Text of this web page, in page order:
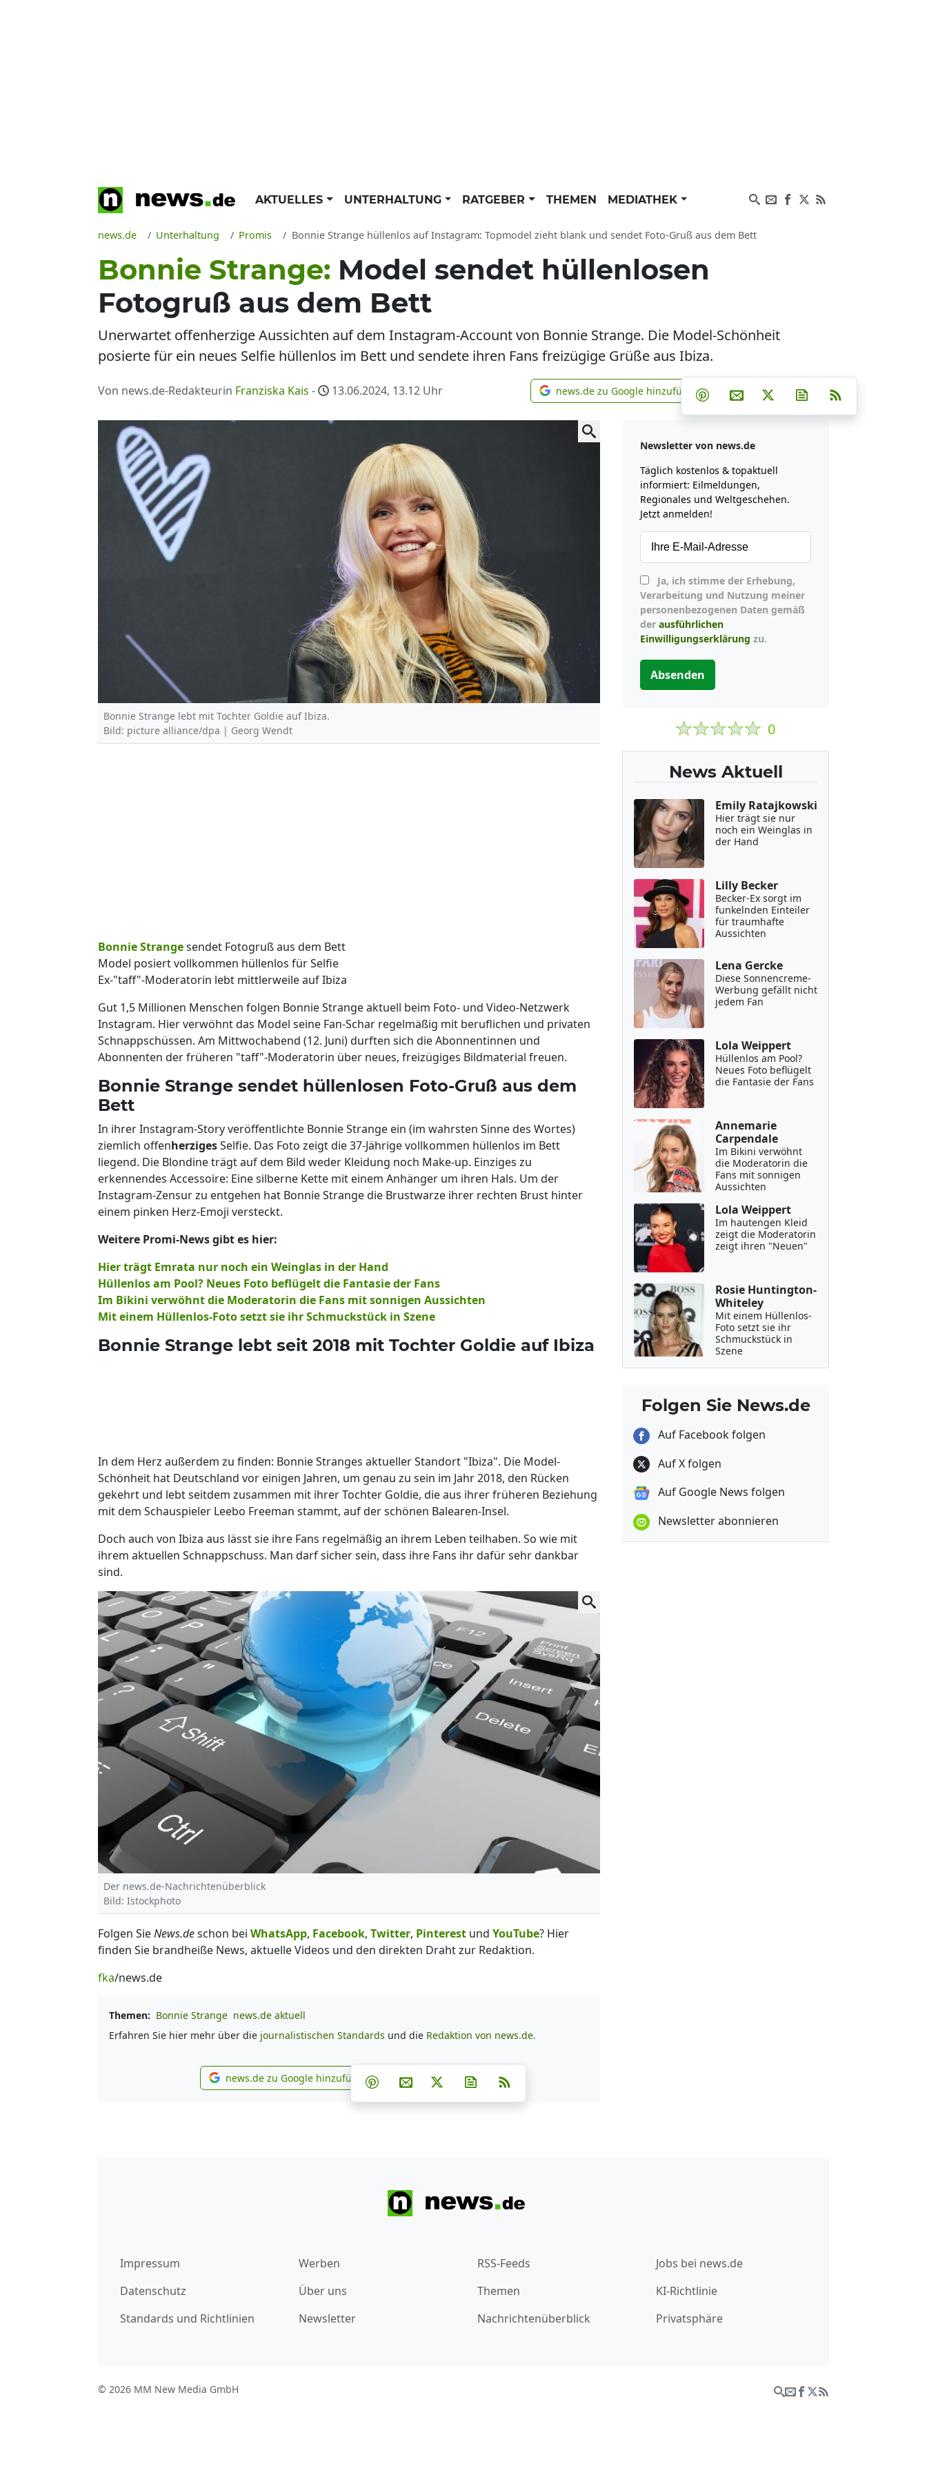
AKTUELLES UNTERHALTUNG RATGEBER THEMEN MEDIATHEK
news.de Unterhaltung Promis Bonnie Strange hüllenlos auf Instagram: Topmodel zieht blank und sendet Foto-Gruß aus dem Bett
Bonnie Strange: Model sendet hüllenlosen
Fotogruß aus dem Bett
Unerwartet offenherzige Aussichten auf dem Instagram-Account von Bonnie Strange. Die Model-Schönheit
posierte für ein neues Selfie hüllenlos im Bett und sendete ihren Fans freizügige Grüße aus Ibiza.
Von news.de-Redakteurin Franziska Kais - 13.06.2024, 13.12 Uhr news.de zu Google hinzufügen
news.de zu Google hinzufügen Teilen auf Facebook
Teilen auf Whatsapp
Teilen auf Telegram
Teilen auf Pinterest
Per E-Mail teilen
Post auf XNewsletter
Bonnie Strange lebt mit Tochter Goldie auf Ibiza.
Bild: picture alliance/dpa | Georg Wendt
Bonnie Strangesendet Fotogruß aus dem Bett
Model posiert vollkommen hüllenlos für Selfie
Ex-"taff"-Moderatorin lebt mittlerweile auf Ibiza
Gut 1,5 Millionen Menschen folgen Bonnie Strange aktuell beim Foto- und Video-Netzwerk
Instagram. Hier verwöhnt das Model seine Fan-Schar regelmäßig mit beruflichen und privaten
Schnappschüssen. Am Mittwochabend (12. Juni) durften sich die Abonnentinnen und
Abonnenten der früheren "taff"-Moderatorin über neues, freizügiges Bildmaterial freuen.
Bonnie Strange sendet hüllenlosen Foto-Gruß aus dem
Bett
In ihrer Instagram-Story veröffentlichte Bonnie Strange ein (im wahrsten Sinne des Wortes)
ziemlich offenherzigesSelfie. Das Foto zeigt die 37-Jährige vollkommen hüllenlos im Bett
liegend. Die Blondine trägt auf dem Bild weder Kleidung noch Make-up. Einziges zu
erkennendes Accessoire: Eine silberne Kette mit einem Anhänger um ihren Hals. Um der
Instagram-Zensur zu entgehen hat Bonnie Strange die Brustwarze ihrer rechten Brust hinter
einem pinken Herz-Emoji versteckt.
Weitere Promi-News gibt es hier:
Hier trägt Emrata nur noch ein Weinglas in der Hand
Hüllenlos am Pool? Neues Foto beflügelt die Fantasie der Fans
Im Bikini verwöhnt die Moderatorin die Fans mit sonnigen Aussichten
Mit einem Hüllenlos-Foto setzt sie ihr Schmuckstück in Szene
Bonnie Strange lebt seit 2018 mit Tochter Goldie auf Ibiza
In dem Herz außerdem zu finden: Bonnie Stranges aktueller Standort "Ibiza". Die Model-
Schönheit hat Deutschland vor einigen Jahren, um genau zu sein im Jahr 2018, den Rücken
gekehrt und lebt seitdem zusammen mit ihrer Tochter Goldie, die aus ihrer früheren Beziehung
mit dem Schauspieler Leebo Freeman stammt, auf der schönen Balearen-Insel.
Doch auch von Ibiza aus lässt sie ihre Fans regelmäßig an ihrem Leben teilhaben. So wie mit
ihrem aktuellen Schnappschuss. Man darf sicher sein, dass ihre Fans ihr dafür sehr dankbar
sind.
Der news.de-Nachrichtenüberblick
Bild: Istockphoto
Folgen SieNews.deschon bei WhatsApp, Facebook, Twitter, Pinterest und YouTube? Hier
finden Sie brandheiße News, aktuelle Videos und den direkten Draht zur Redaktion.
fka/news.de
Themen: Bonnie Strange news.de aktuell
Erfahren Sie hier mehr über die journalistischen Standards und die Redaktion von news.de.
news.de zu Google hinzufügen
news.de zu Google hinzufügen Teilen auf Facebook
Teilen auf Whatsapp
Teilen auf Telegram
Teilen auf Pinterest
Per E-Mail teilen
Post auf XNewsletter abonnieren
Newsletter von news.de
Täglich kostenlos & topaktuell
informiert: Eilmeldungen,
Regionales und Weltgeschehen.
Jetzt anmelden!
Verarbeitung und Nutzung meiner
personenbezogenen Daten gemäß
der ausführlichen
Einwilligungserklärung zu.
Absenden
0
News Aktuell
Emily Ratajkowski
Hier trägt sie nur
noch ein Weinglas in
der Hand
Lilly Becker
Becker-Ex sorgt im
funkelnden Einteiler
für traumhafte
Aussichten
Lena Gercke
Diese Sonnencreme-
Werbung gefällt nicht
jedem Fan
Lola Weippert
Hüllenlos am Pool?
Neues Foto beflügelt
die Fantasie der Fans
Annemarie
Carpendale
Im Bikini verwöhnt
die Moderatorin die
Fans mit sonnigen
Aussichten
Lola Weippert
Im hautengen Kleid
zeigt die Moderatorin
zeigt ihren "Neuen"
Rosie Huntington-
Whiteley
Mit einem Hüllenlos-
Foto setzt sie ihr
Schmuckstück in
Szene
Folgen Sie News.de
Auf Facebook folgen
Auf X folgen
Auf Google News folgen
Newsletter abonnieren
Impressum
Datenschutz
Standards und Richtlinien
Werben
Über uns
Newsletter
RSS-Feeds
Themen
Nachrichtenüberblick
Jobs bei news.de
KI-Richtlinie
Privatsphäre
© 2026 MM New Media GmbH